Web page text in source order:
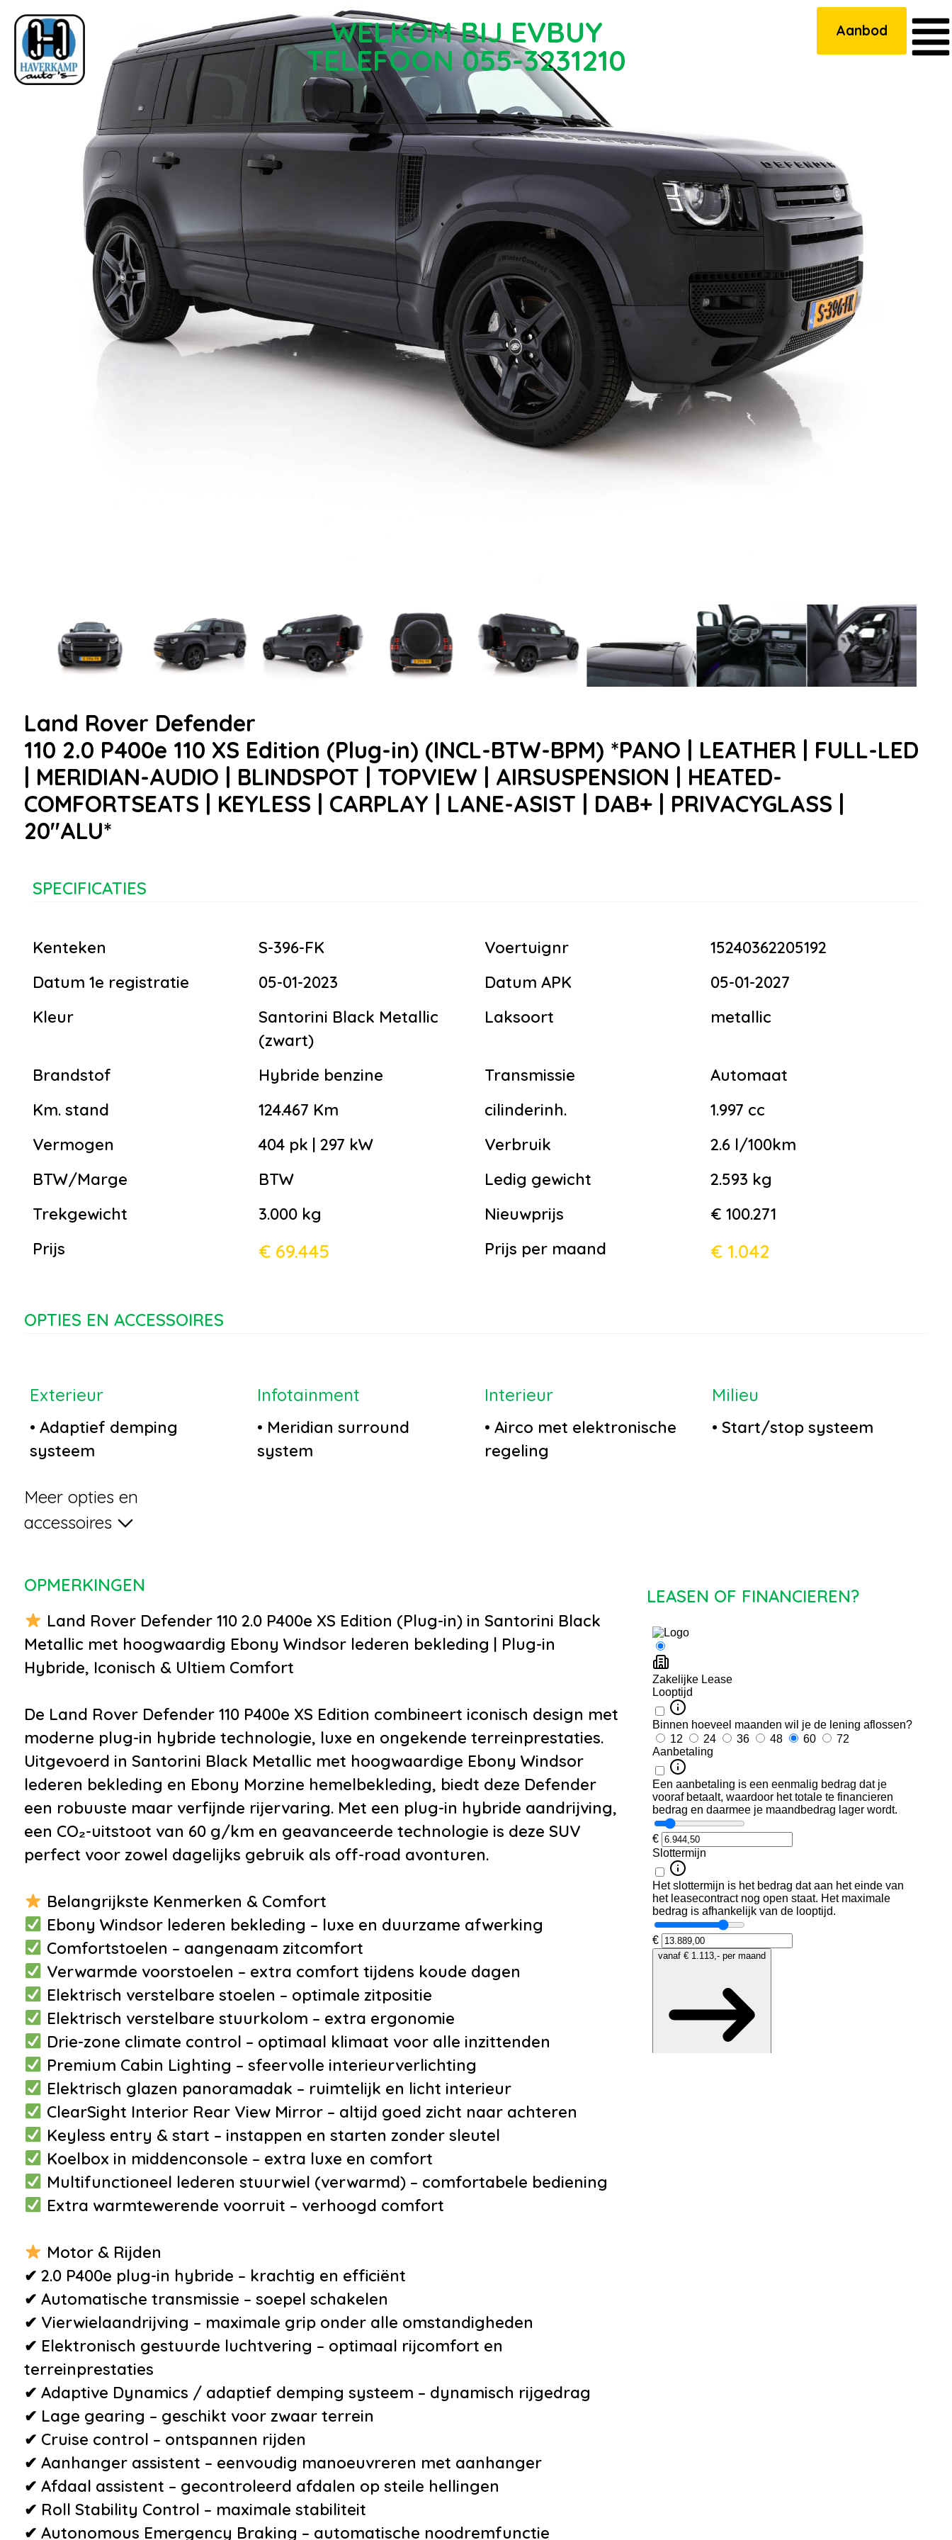
WELKOM BIJ EVBUY
TELEFOON 055-3231210
Aanbod
Land Rover Defender
110 2.0 P400e 110 XS Edition (Plug-in) (INCL-BTW-BPM) *PANO | LEATHER | FULL-LED
| MERIDIAN-AUDIO | BLINDSPOT | TOPVIEW | AIRSUSPENSION | HEATED-
COMFORTSEATS | KEYLESS | CARPLAY | LANE-ASIST | DAB+ | PRIVACYGLASS |
20''ALU*
SPECIFICATIES
Kenteken S-396-FK Voertuignr
15240362205192
Datum 1e registratie
05-01-2023 Datum APK
05-01-2027
Kleur
Santorini Black Metallic
(zwart)
Laksoort metallic
Brandstof Hybride benzine Transmissie
Automaat
Km. stand
124.467 Km cilinderinh.
1.997 cc
Vermogen
404 pk | 297 kW Verbruik
2.6 l/100km
BTW/Marge
BTW Ledig gewicht
2.593 kg
Trekgewicht
3.000 kg Nieuwprijs
€ 100.271
Prijs
€ 69.445 Prijs per maand € 1.042
OPTIES EN ACCESSOIRES
Exterieur
• Adaptief demping
systeem
panorama-dak
•Grootlichtassistent
•LED dagrijverlichting
•Lichtmetalen velgen 20"
•Parkeersensor voor en
achter
•Buitenspiegel(s)
automatisch dimmend
•Buitenspiegels elektrisch
inklapbaar
•Buitenspiegels elektrisch
verstel- en verwarmbaar
•Buitenspiegels met
•Bumpers in
carrosseriekleur
•Centrale
deurvergrendeling met
afstandsbediening
•Dakrails
•Dimlichten automatisch
•Elektronische
remkrachtverdeling
•Getint glas
•LED achterlichten
•Mistlampen voor
Infotainment
• Meridian surround
system
• Multimedia-voorbereiding
Interieur
• Airco met elektronische
regeling
•Keyless start
• Koelbox
Luxe lederen bekleding
•Voorstoelen verwarmd
•Zwarte hemelbekleding
•12Volt aansluiting
•Achterbank in delen
neerklapbaar
• Armsteun achter
hoogte verstelbaar
•Elektrische ramen voor
geheugen
Hoofdsteunen achter
•Lederen bekleding
•Lederen stuurwiel
•Lederen versnellingspook
verstelbaar
Milieu
• Start/stop systeem
Veiligheid
• Airbag(s) hoofd achter
• Alarmsysteem
• Autonomous Emergency
Braking
• Brake Assist System
• Dodehoek detector
• Roll Stability Control
• Verkeersbord detectie
• Vermoeidheids
herkenning
Overige
•Aanhanger assistent
•Achteropkomend verkeer
waarschuwing
•Afdaal assistent
• Apple Carplay/Android
Auto
•BTW te verrekenen
•Camerabeeld in
binnenspiegel
Meer opties en
accessoires
OPMERKINGEN
Land Rover Defender 110 2.0 P400e XS Edition (Plug-in) in Santorini Black
Metallic met hoogwaardig Ebony Windsor lederen bekleding | Plug-in
Hybride, Iconisch & Ultiem Comfort
De Land Rover Defender 110 P400e XS Edition combineert iconisch design met
moderne plug-in hybride technologie, luxe en ongekende terreinprestaties.
Uitgevoerd in Santorini Black Metallic met hoogwaardige Ebony Windsor
lederen bekleding en Ebony Morzine hemelbekleding, biedt deze Defender
een robuuste maar verfijnde rijervaring. Met een plug-in hybride aandrijving,
een CO₂-uitstoot van 60 g/km en geavanceerde technologie is deze SUV
perfect voor zowel dagelijks gebruik als off-road avonturen.
Belangrijkste Kenmerken & Comfort
Ebony Windsor lederen bekleding – luxe en duurzame afwerking
Comfortstoelen – aangenaam zitcomfort
Verwarmde voorstoelen – extra comfort tijdens koude dagen
Elektrisch verstelbare stoelen – optimale zitpositie
Elektrisch verstelbare stuurkolom – extra ergonomie
Drie-zone climate control – optimaal klimaat voor alle inzittenden
Premium Cabin Lighting – sfeervolle interieurverlichting
Elektrisch glazen panoramadak – ruimtelijk en licht interieur
ClearSight Interior Rear View Mirror – altijd goed zicht naar achteren
Keyless entry & start – instappen en starten zonder sleutel
Koelbox in middenconsole – extra luxe en comfort
Multifunctioneel lederen stuurwiel (verwarmd) – comfortabele bediening
Extra warmtewerende voorruit – verhoogd comfort
Motor & Rijden
✔ 2.0 P400e plug-in hybride – krachtig en efficiënt
✔ Automatische transmissie – soepel schakelen
✔ Vierwielaandrijving – maximale grip onder alle omstandigheden
✔ Elektronisch gestuurde luchtvering – optimaal rijcomfort en
terreinprestaties
✔ Adaptive Dynamics / adaptief demping systeem – dynamisch rijgedrag
✔ Lage gearing – geschikt voor zwaar terrein
✔ Cruise control – ontspannen rijden
✔ Aanhanger assistent – eenvoudig manoeuvreren met aanhanger
✔ Afdaal assistent – gecontroleerd afdalen op steile hellingen
✔ Roll Stability Control – maximale stabiliteit
✔ Autonomous Emergency Braking – automatische noodremfunctie
LEASEN OF FINANCIEREN?